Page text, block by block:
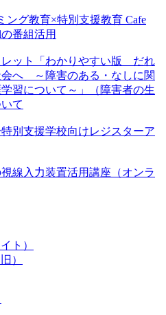
ング教育×特別支援教育 Cafe
番組活用
レット「わかりやすい版 だれ
会へ ～障害のある・なしに関
習について～」（障害者の生
て
特別支援学校向けレジスターア
線入力装置活用講座（オンラ
ト）
）